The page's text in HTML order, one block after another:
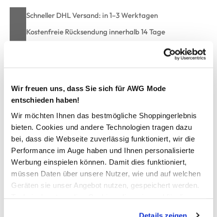
Wir freuen uns, dass Sie sich für AWG Mode
entschieden haben!
Wir möchten Ihnen das bestmögliche Shoppingerlebnis
bieten. Cookies und andere Technologien tragen dazu
bei, dass die Webseite zuverlässig funktioniert, wir die
Performance im Auge haben und Ihnen personalisierte
Werbung einspielen können. Damit dies funktioniert,
müssen Daten über unsere Nutzer, wie und auf welchen
Geräten sie unser Angebot nutzen, gespeichert werden.
Details zeigen
Schneller DHL Versand: in 1–3 Werktagen
Kostenfreie Rücksendung innerhalb 14 Tage
Kostenlose Filiallieferung in Ihre Wunschfiliale
Zur Wunschliste hinzufügen
Herren Shirt im 2in1 Look
cooles Arbeitsshirt von Worker
mit Rundhals-Ausschnitt
Ausschnitt, Ärmelabschlüsse und Saum im Lagen-Look
lockerer Schnitt für optimale Bewegungsfreiheit